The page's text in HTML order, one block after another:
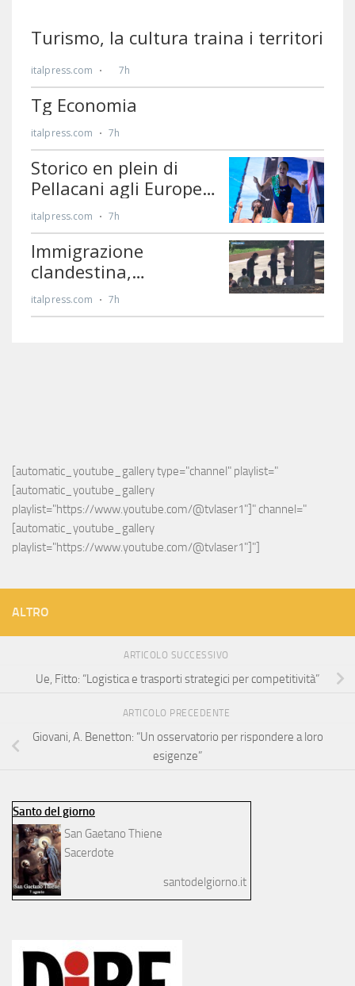
[automatic_youtube_gallery type="channel" playlist="
[automatic_youtube_gallery
playlist="https://www.youtube.com/@tvlaser1"]" channel="
[automatic_youtube_gallery
playlist="https://www.youtube.com/@tvlaser1"]"]
ALTRO
ARTICOLO SUCCESSIVO
Ue, Fitto: “Logistica e trasporti strategici per competitività”
ARTICOLO PRECEDENTE
Giovani, A. Benetton: “Un osservatorio per rispondere a loro
esigenze”
Santo del giorno
San Gaetano Thiene
Sacerdote
santodelgiorno.it